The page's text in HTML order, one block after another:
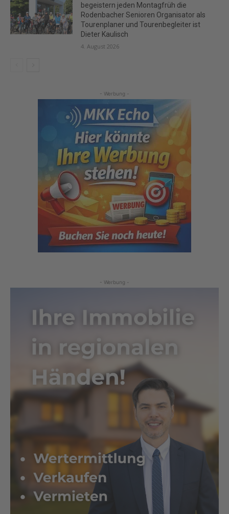
begeistern jeden Montagfrüh die
Rodenbacher Senioren Organisator als
Tourenplaner und Tourenbegleiter ist
Dieter Kaulisch
4. August 2026
- Werbung -
- Werbung -